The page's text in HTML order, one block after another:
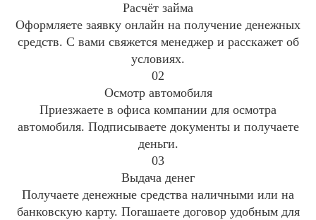
Расчёт займа
Оформляете заявку онлайн на получение денежных
средств. С вами свяжется менеджер и расскажет об
условиях.
02
Осмотр автомобиля
Приезжаете в офиса компании для осмотра
автомобиля. Подписываете документы и получаете
деньги.
03
Выдача денег
Получаете денежные средства наличными или на
банковскую карту. Погашаете договор удобным для